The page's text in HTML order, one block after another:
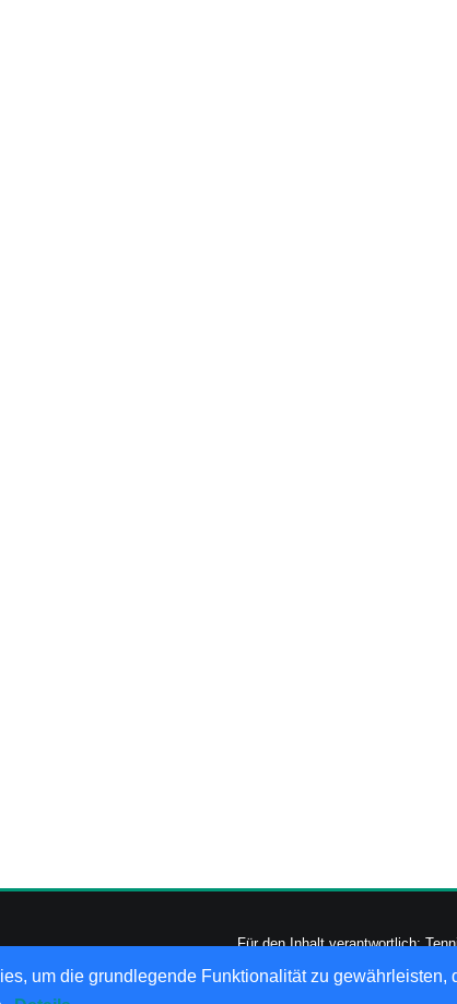
um die grundlegende Funktionalität zu
Für den Inhalt verantwortlich:
© 1999-2026
nu Datenautomaten GmbH -